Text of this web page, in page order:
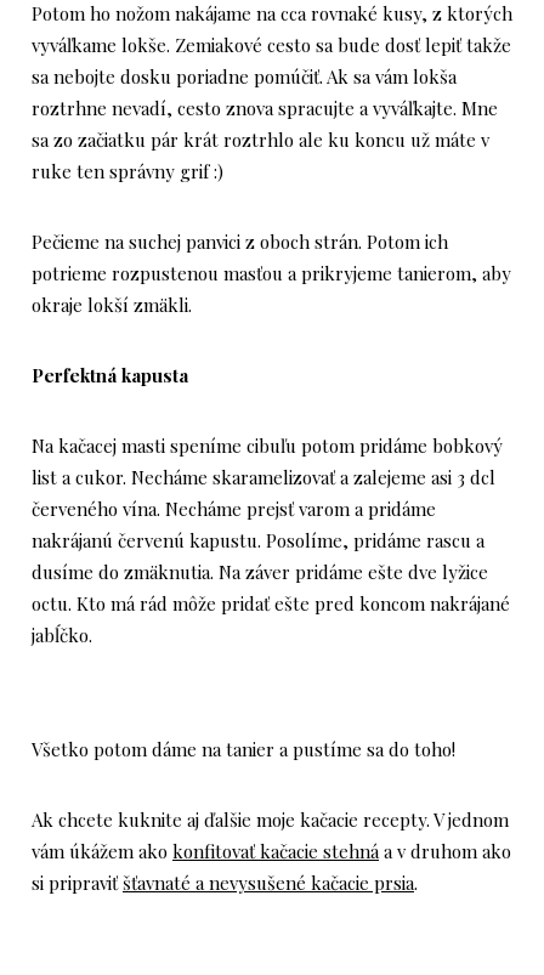
Potom ho nožom nakájame na cca rovnaké kusy, z ktorých
vyváľkame lokše. Zemiakové cesto sa bude dosť lepiť takže
sa nebojte dosku poriadne pomúčiť. Ak sa vám lokša
roztrhne nevadí, cesto znova spracujte a vyváľkajte. Mne
sa zo začiatku pár krát roztrhlo ale ku koncu už máte v
ruke ten správny grif :)
Pečieme na suchej panvici z oboch strán. Potom ich
potrieme rozpustenou masťou a prikryjeme tanierom, aby
okraje lokší zmäkli.
Perfektná kapusta
Na kačacej masti speníme cibuľu potom pridáme bobkový
list a cukor. Necháme skaramelizovať a zalejeme asi 3 dcl
červeného vína. Necháme prejsť varom a pridáme
nakrájanú červenú kapustu. Posolíme, pridáme rascu a
dusíme do zmäknutia. Na záver pridáme ešte dve lyžice
octu. Kto má rád môže pridať ešte pred koncom nakrájané
jabĺčko.
Všetko potom dáme na tanier a pustíme sa do toho!
Ak chcete kuknite aj ďalšie moje kačacie recepty. V jednom
vám úkážem ako konfitovať kačacie stehnáa v druhom ako
si pripraviťšťavnaté a nevysušené kačacie prsia.